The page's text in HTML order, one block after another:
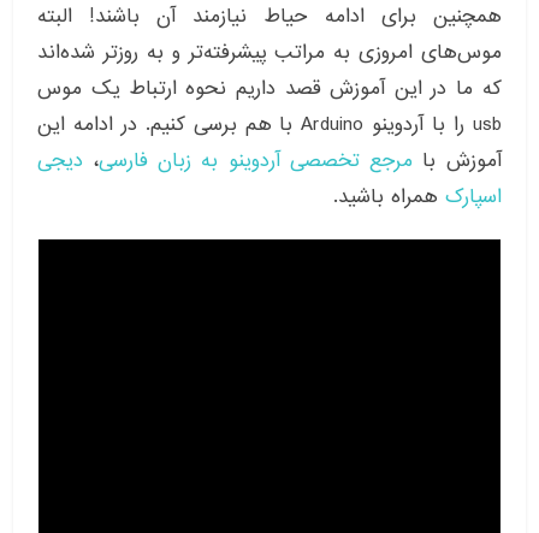
همچنین برای ادامه حیاط نیازمند آن باشند! البته
موس‌های امروزی به مراتب پیشرفته‌تر و به روزتر شده‌اند
که ما در این آموزش قصد داریم نحوه ارتباط یک موس
usb را با آردوینو Arduino با هم برسی کنیم. در ادامه این
آموزش با مرجع تخصصی آردوینو به زبان فارسی، دیجی
اسپارک همراه باشید.